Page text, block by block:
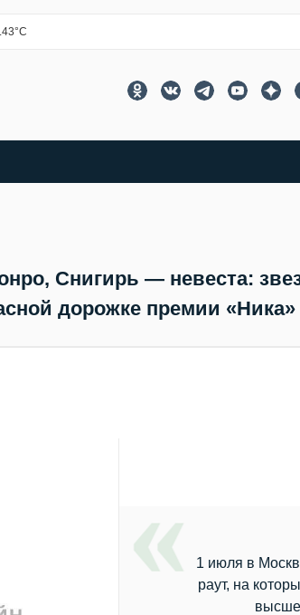
°C
Снигирь — невеста:
дорожке премии «Ника»
1 июля в
раут, на